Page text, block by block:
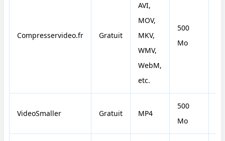
Compresservideo.fr Gratuit
AVI,
MOV,
MKV,
WMV,
WebM,
etc.
500
Mo
VideoSmaller Gratuit MP4
500
Mo